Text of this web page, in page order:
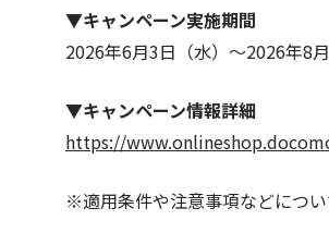
▼キャンペーン実施期間
2026年6月3日（水）～2026年8月
▼キャンペーン情報詳細
https://
※適用条件や注意事項などにつ